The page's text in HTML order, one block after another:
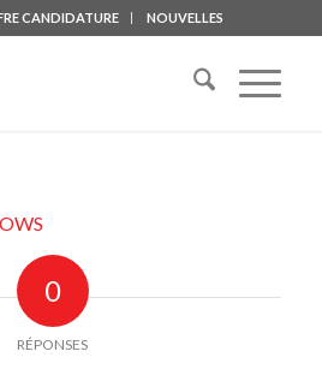
CANDIDATURE NOUVELLES
0
RÉPONSES